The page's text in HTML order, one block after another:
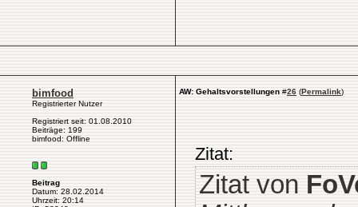
bimfood
Registrierter Nutzer
Registriert seit: 01.08.2010
Beiträge: 199
bimfood: Offline
Beitrag
Datum: 28.02.2014
Uhrzeit: 20:14
AW: Gehaltsvorstellungen #26 (Permalink)
Zitat:
Zitat von